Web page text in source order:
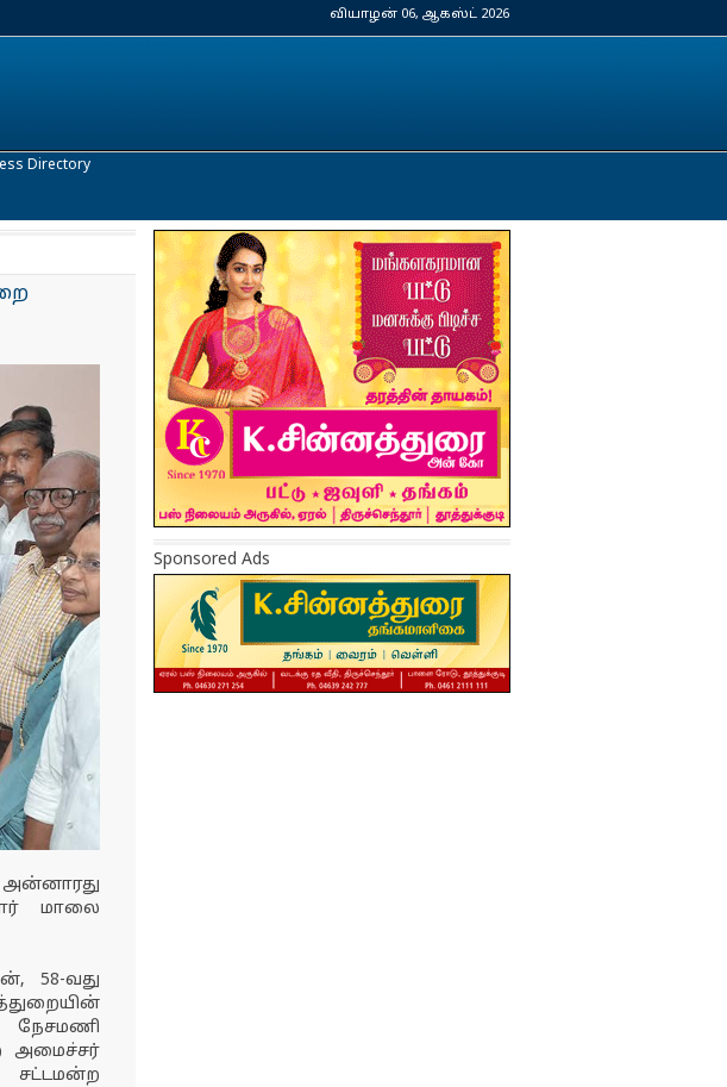
வியாழன் 06, ஆகஸ்ட் 2026
Directory
அன்னாரது
மாலை
58-வது
நேசமணி
அமைச்சர்
சட்டமன்ற
Sponsored Ads